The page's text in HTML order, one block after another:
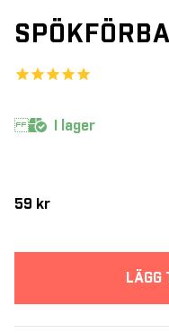
I lager
59 kr
LÄGG